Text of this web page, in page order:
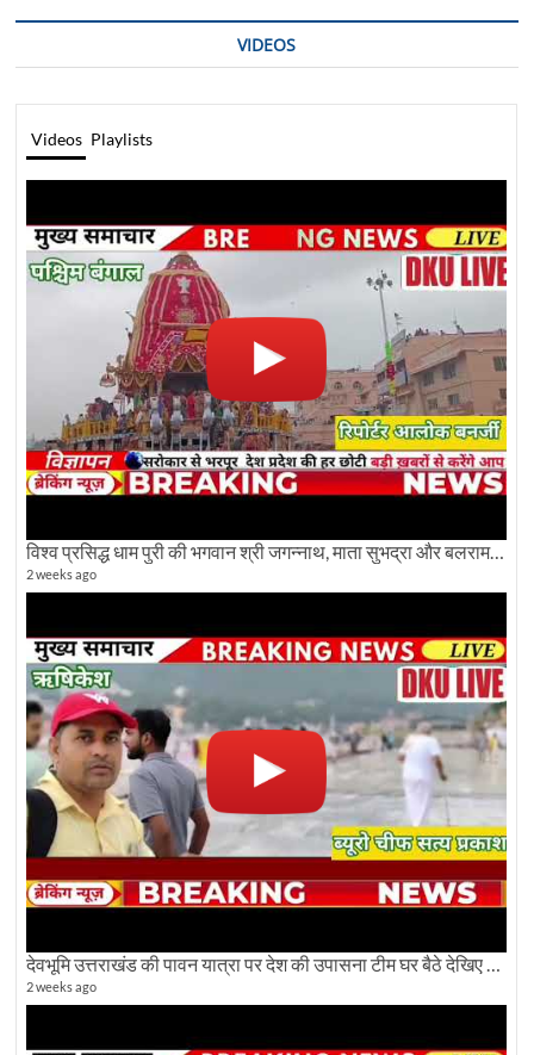
VIDEOS
Videos Playlists
विश्व प्रसिद्ध धाम पुरी की भगवान श्री जगन्नाथ, माता सुभद्रा और बलराम जी की भव्य शोभा यात्रा देखिए
2 weeks ago
देवभूमि उत्तराखंड की पावन यात्रा पर देश की उपासना टीम घर बैठे देखिए अलौकिक दृश्य
2 weeks ago